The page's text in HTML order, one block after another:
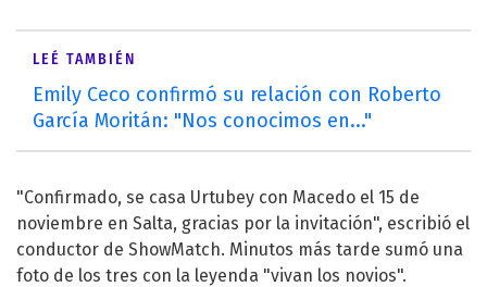
LEÉ TAMBIÉN
Emily Ceco confirmó su relación con Roberto
García Moritán: "Nos conocimos en..."
"Confirmado, se casa Urtubey con Macedo el 15 de
noviembre en Salta, gracias por la invitación", escribió el
conductor de ShowMatch. Minutos más tarde sumó una
foto de los tres con la leyenda "vivan los novios".